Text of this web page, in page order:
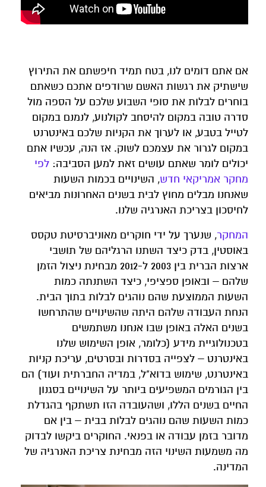
אם אתם דומים לנו, בטח תמיד חיפשתם את התירוץ
שישתיק את רגשות האשם שרודפים אתכם כשאתם
בוחרים לבלות את סופי השבוע שלכם על הספה מול
סדרה טובה במקום להיסחב לקולנוע, לנמנם במקום
לטייל בטבע, או לערוך את הקניות שלכם באינטרנט
במקום לגרור את עצמכם לשוק. אז הנה, עכשיו אתם
יכולים לומר שאתם עושים זאת למען הסביבה: לפי
מחקר אמריקאי חדש, השינויים בכמות השעות
שאנחנו מבלים מחוץ לבית בשנים האחרונות מביאים
לחיסכון בצריכת האנרגיה שלנו.
המחקר, שנערך על ידי חוקרים מאוניברסיטת טקסס
באוסטין, בדק כיצד השתנו הרגליהם של תושבי
ארצות הברית בין 2003 ל-2012 מבחינת ניצול הזמן
שלהם – ובאופן ספציפי, כיצד השתנתה כמות
השעות הממוצעת שהם נוהגים לבלות בתוך הבית.
הנחת העבודה שלהם היתה שהשינויים שהתרחשו
בשנים האלה באופן שבו אנחנו משתמשים
בטכנולוגיית מידע (כלומר, אופן השימוש שלנו
באינטרנט – לצפייה בסדרות ובסרטים, עריכת קניות
באינטרנט, שימוש בדוא"ל, במדיה החברתית ועוד) הם
בין הגורמים המשפיעים ביותר על השינויים בסגנון
החיים בשנים הללו, ושהעובדה הזו תשתקף בהגדלת
כמות השעות שהם נוהגים לבלות בבית – בין אם
מדובר בזמן עבודה או בפנאי. החוקרים ביקשו לבדוק
מה משמעות השינוי הזה מבחינת צריכת האנרגיה של
המדינה.